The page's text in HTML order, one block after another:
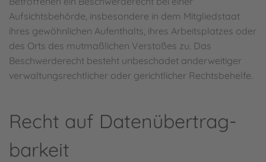
Aufsichtsbehörde, insbesondere in dem Mitgliedstaat
ihres gewöhnlichen Aufenthalts, ihres Arbeitsplatzes oder
des Orts des mutmaßlichen Verstoßes zu. Das
Beschwerderecht besteht unbeschadet anderweitiger
verwaltungsrechtlicher oder gerichtlicher Rechtsbehelfe.
Recht auf Daten­übertrag­
barkeit